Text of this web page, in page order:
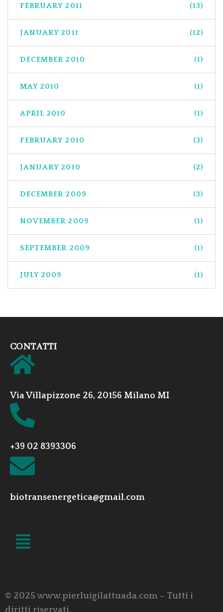
FEBRUARY 2011 (13)
JANUARY 2011 (12)
DECEMBER 2010 (1)
MAY 2010 (1)
APRIL 2010 (1)
FEBRUARY 2010 (3)
JANUARY 2010 (2)
DECEMBER 2009 (3)
NOVEMBER 2009 (1)
SEPTEMBER 2009 (1)
JULY 2009 (1)
CONTATTI
Via Villapizzone 26, 20156 Milano MI
+39 02 8393306
biotransenergetica@gmail.com
© 2025 www.pierluigilattuada.com – Tutti i
diritti riservati.